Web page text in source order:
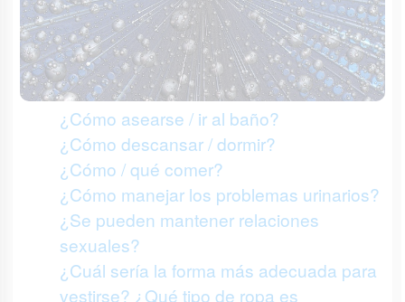
¿Cómo asearse / ir al baño?
¿Cómo descansar / dormir?
¿Cómo / qué comer?
¿Cómo manejar los problemas urinarios?
¿Se pueden mantener relaciones
sexuales?
¿Cuál sería la forma más adecuada para
vestirse? ¿Qué tipo de ropa es